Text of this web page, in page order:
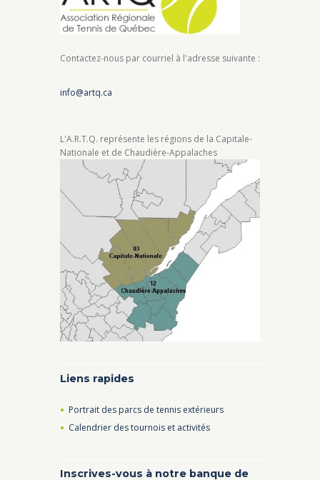
Contactez-nous par courriel à l'adresse suivante :
info@artq.ca
L'A.R.T.Q. représente les régions de la Capitale-
Nationale et de Chaudière-Appalaches
Liens rapides
Portrait des parcs de tennis extérieurs
Calendrier des tournois et activités
Inscrives-vous à notre banque de